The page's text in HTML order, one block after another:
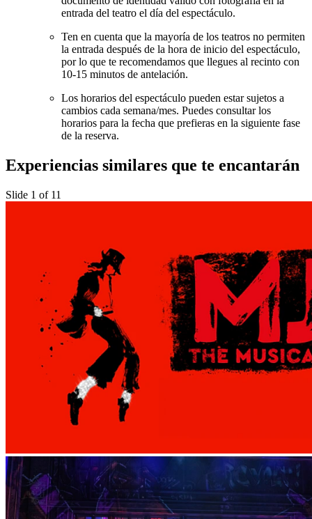
entrada del teatro el día del espectáculo.
Ten en cuenta que la mayoría de los teatros no permiten
la entrada después de la hora de inicio del espectáculo,
por lo que te recomendamos que llegues al recinto con
10-15 minutos de antelación.
Los horarios del espectáculo pueden estar sujetos a
cambios cada semana/mes. Puedes consultar los
horarios para la fecha que prefieras en la siguiente fase
de la reserva.
Experiencias similares que te encantarán
Slide 1 of 11